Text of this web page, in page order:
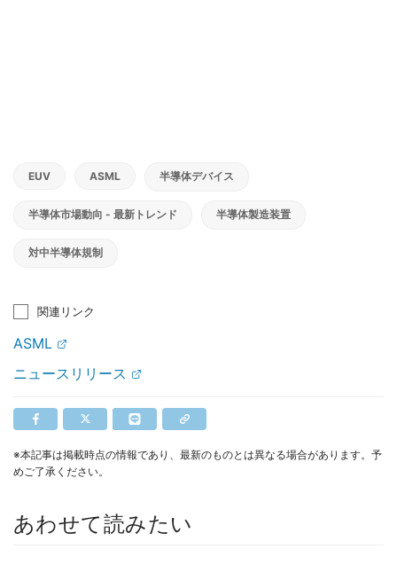
EUV ASML 半導体デバイス
半導体市場動向 - 最新トレンド 半導体製造装置
対中半導体規制
関連リンク
ASML
ニュースリリース
※本記事は掲載時点の情報であり、最新のものとは異なる場合があります。予
めご了承ください。
あわせて読みたい